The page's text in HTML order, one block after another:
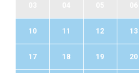
10 11 12 13
17 18 19 20